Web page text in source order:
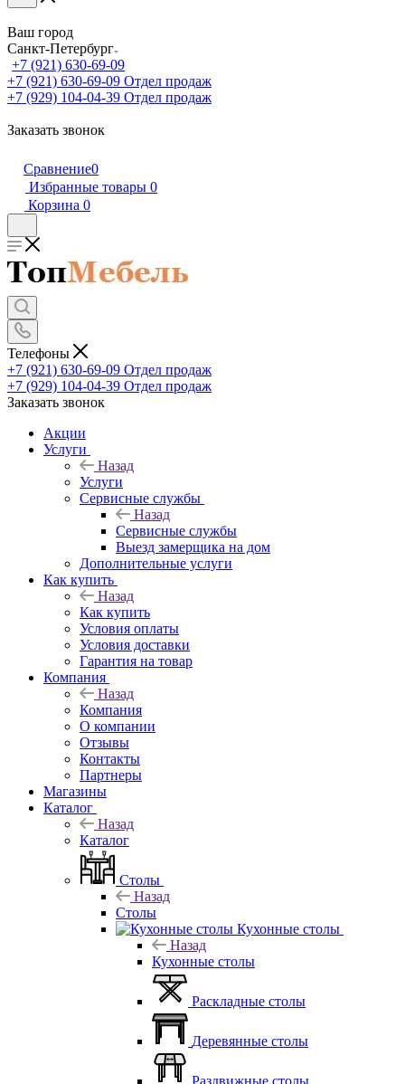
Ваш город
Санкт-Петербург
+7 (921) 630-69-09
+7 (921) 630-69-09 Отдел продаж
+7 (929) 104-04-39 Отдел продаж
Заказать звонок
Сравнение0
Избранные товары 0
Корзина 0
Телефоны
+7 (921) 630-69-09 Отдел продаж
+7 (929) 104-04-39 Отдел продаж
Заказать звонок
Акции
Услуги
Назад
Услуги
Сервисные службы
Назад
Сервисные службы
Выезд замерщика на дом
Дополнительные услуги
Как купить
Назад
Как купить
Условия оплаты
Условия доставки
Гарантия на товар
Компания
Назад
Компания
О компании
Отзывы
Контакты
Партнеры
Магазины
Каталог
Назад
Каталог
Столы
Назад
Столы
Кухонные столы
Назад
Кухонные столы
Раскладные столы
Деревянные столы
Раздвижные столы